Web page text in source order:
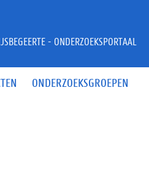
ONDERZOEKSGROEPEN
- ONDERZOEKSPORTAAL